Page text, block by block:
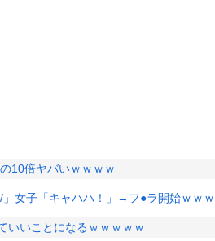
10倍ヤバいｗｗｗｗ
女子「キャハハ！」→フ●ラ開始ｗｗ
いいことになるｗｗｗｗｗ